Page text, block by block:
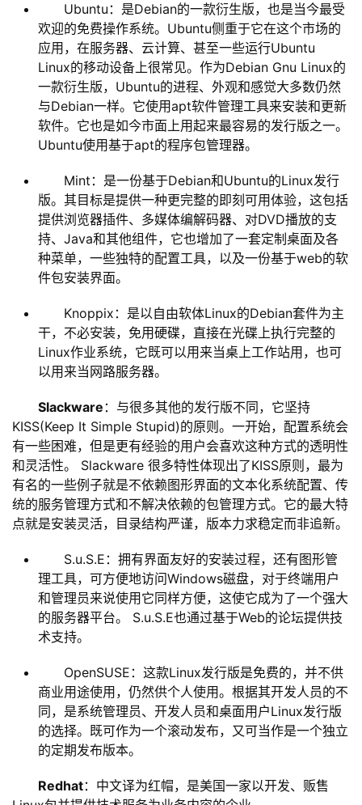
Ubuntu：是Debian的一款衍生版，也是当今最受
欢迎的免费操作系统。Ubuntu侧重于它在这个市场的
应用，在服务器、云计算、甚至一些运行Ubuntu
Linux的移动设备上很常见。作为Debian Gnu Linux的
一款衍生版，Ubuntu的进程、外观和感觉大多数仍然
与Debian一样。它使用apt软件管理工具来安装和更新
软件。它也是如今市面上用起来最容易的发行版之一。
Ubuntu使用基于apt的程序包管理器。
Mint：是一份基于Debian和Ubuntu的Linux发行
版。其目标是提供一种更完整的即刻可用体验，这包括
提供浏览器插件、多媒体编解码器、对DVD播放的支
持、Java和其他组件，它也增加了一套定制桌面及各
种菜单，一些独特的配置工具，以及一份基于web的软
件包安装界面。
Knoppix：是以自由软体Linux的Debian套件为主
干，不必安装，免用硬碟，直接在光碟上执行完整的
Linux作业系统，它既可以用来当桌上工作站用，也可
以用来当网路服务器。
Slackware ：与很多其他的发行版不同，它坚持
KISS(Keep It Simple Stupid)的原则。一开始，配置系统会
有一些困难，但是更有经验的用户会喜欢这种方式的透明性
和灵活性。 Slackware 很多特性体现出了KISS原则，最为
有名的一些例子就是不依赖图形界面的文本化系统配置、传
统的服务管理方式和不解决依赖的包管理方式。它的最大特
点就是安装灵活，目录结构严谨，版本力求稳定而非追新。
S.u.S.E：拥有界面友好的安装过程，还有图形管
理工具，可方便地访问Windows磁盘，对于终端用户
和管理员来说使用它同样方便，这使它成为了一个强大
的服务器平台。 S.u.S.E也通过基于Web的论坛提供技
术支持。
OpenSUSE：这款Linux发行版是免费的，并不供
商业用途使用，仍然供个人使用。根据其开发人员的不
同，是系统管理员、开发人员和桌面用户Linux发行版
的选择。既可作为一个滚动发布，又可当作是一个独立
的定期发布版本。
Redhat：中文译为红帽，是美国一家以开发、贩售